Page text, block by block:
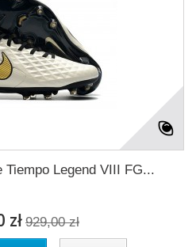
Tiempo Legend VIII FG...
zł 929,00 zł